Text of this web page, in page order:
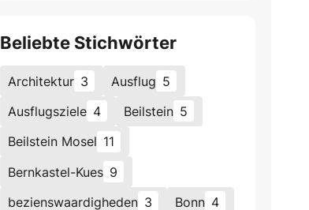
Beliebte Stichwörter
Architektur 3 Ausflug 5
Ausflugsziele 4 Beilstein 5
Beilstein Mosel 11
Bernkastel-Kues 9
bezienswaardigheden 3 Bonn 4